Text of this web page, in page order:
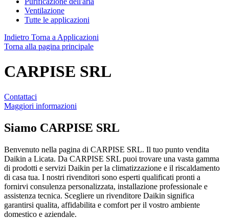
Ventilazione
Tutte le applicazioni
Indietro Torna a Applicazioni
Torna alla pagina principale
CARPISE SRL
Contattaci
Maggiori informazioni
Siamo CARPISE SRL
Benvenuto nella pagina di CARPISE SRL. Il tuo punto vendita
Daikin a Licata. Da CARPISE SRL puoi trovare una vasta gamma
di prodotti e servizi Daikin per la climatizzazione e il riscaldamento
di casa tua. I nostri rivenditori sono esperti qualificati pronti a
fornirvi consulenza personalizzata, installazione professionale e
assistenza tecnica. Scegliere un rivenditore Daikin significa
garantirsi qualita, affidabilita e comfort per il vostro ambiente
domestico e aziendale.